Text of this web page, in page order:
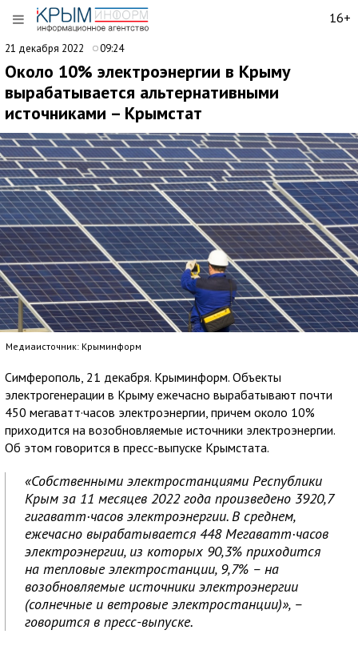
16+
21 декабря 2022 09:24
Около 10% электроэнергии в Крыму
вырабатывается альтернативными
источниками – Крымстат
Медиаисточник: Крыминформ
Симферополь, 21 декабря. Крыминформ. Объекты
электрогенерации в Крыму ежечасно вырабатывают почти
450 мегаватт·часов электроэнергии, причем около 10%
приходится на возобновляемые источники электроэнергии.
Об этом говорится в пресс-выпуске Крымстата.
«Собственными электростанциями Республики
Крым за 11 месяцев 2022 года произведено 3920,7
гигаватт·часов электроэнергии. В среднем,
ежечасно вырабатывается 448 Мегаватт·часов
электроэнергии, из которых 90,3% приходится
на тепловые электростанции, 9,7% – на
возобновляемые источники электроэнергии
(солнечные и ветровые электростанции)», –
говорится в пресс-выпуске.